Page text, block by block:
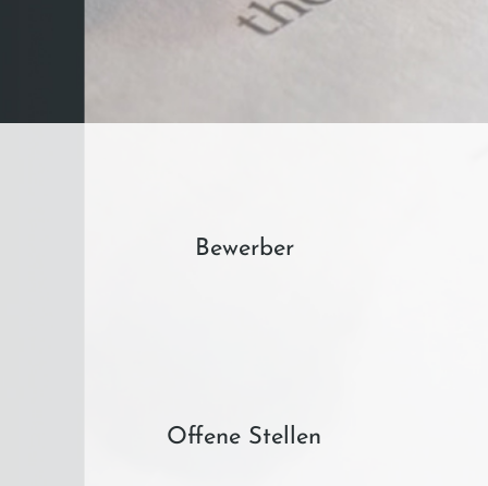
Bewerber
Offene Stellen